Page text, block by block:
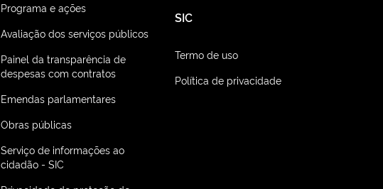
Programa e ações
Avaliação dos serviços públicos
Painel da transparência de
despesas com contratos
Emendas parlamentares
Obras públicas
Serviço de informações ao
cidadão - SIC
SIC
Termo de uso
Política de privacidade